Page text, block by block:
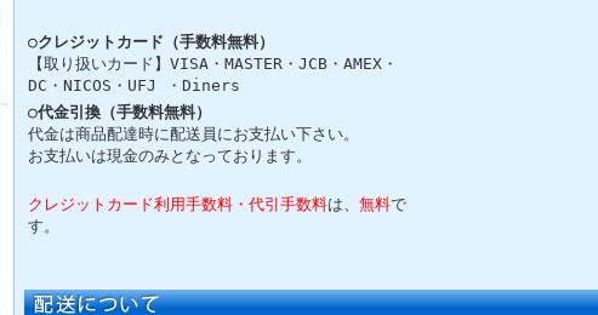
○クレジットカード（手数料無料）
【取り扱いカード】VISA・MASTER・JCB・AMEX・
DC・NICOS・UFJ ・Diners
○代金引換（手数料無料）
代金は商品配達時に配送員にお支払い下さい。
お支払いは現金のみとなっております。
クレジットカード利用手数料・代引手数料は、 無料で
す。